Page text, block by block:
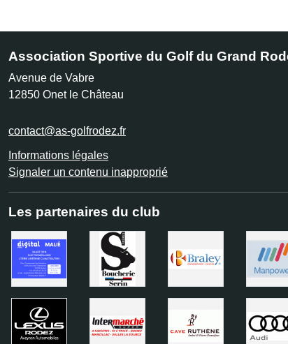
Association Sportive du Golf du Grand
Avenue de Vabre
12850 Onet le Château
contact@as-golfrodez.fr
Informations légales
Signaler un contenu inapproprié
Les partenaires du club